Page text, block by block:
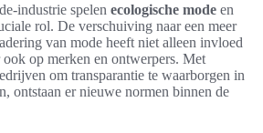
industrie spelen ecologische mode en
rol. De verschuiving naar een meer
van mode heeft niet alleen invloed
ook op merken en ontwerpers. Met
om transparantie te waarborgen in
ontstaan er nieuwe normen binnen de